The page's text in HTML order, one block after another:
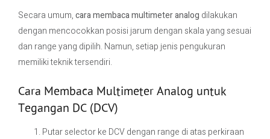
Secara umum,cara membaca multimeter analog dilakukan
dengan mencocokkan posisi jarum dengan skala yang sesuai
dan range yang dipilih. Namun, setiap jenis pengukuran
memiliki teknik tersendiri.
Cara Membaca Multimeter Analog untuk
Tegangan DC (DCV)
Putar selector ke DCV dengan range di atas perkiraan